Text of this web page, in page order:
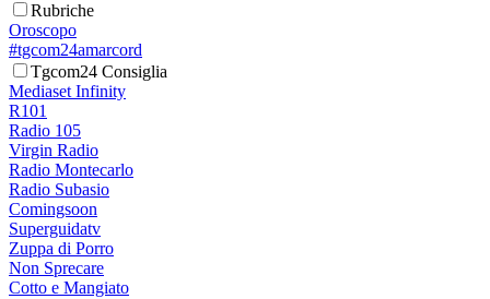
Rubriche
Oroscopo
#tgcom24amarcord
Tgcom24 Consiglia
Mediaset Infinity
R101
Radio 105
Virgin Radio
Radio Montecarlo
Radio Subasio
Comingsoon
Superguidatv
Zuppa di Porro
Non Sprecare
Cotto e Mangiato